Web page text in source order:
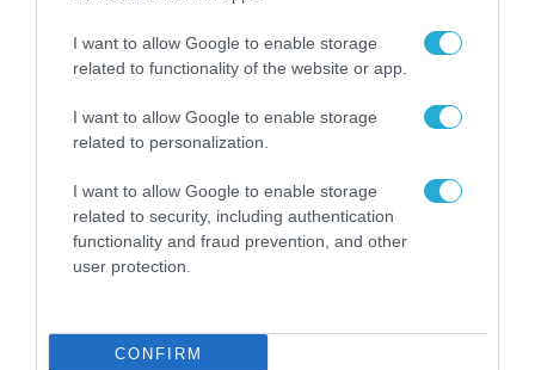
I want to allow Google to enable storage
related to functionality of the website or app.
I want to allow Google to enable storage
related to personalization.
I want to allow Google to enable storage
related to security, including authentication
functionality and fraud prevention, and other
user protection.
CONFIRM